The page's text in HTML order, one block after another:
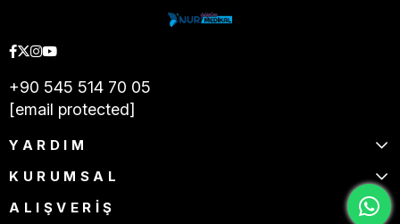
+90 545 514 70 05
[email protected]
YARDIM
KURUMSAL
ALIŞVERİŞ